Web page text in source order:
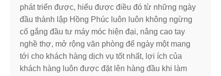
phát triển được, hiểu được điều đó từ những ngày
đầu thành lập Hồng Phúc luôn luôn không ngừng
cố gắng đầu tư máy móc hiện đại, nâng cao tay
nghề thợ, mở rộng văn phòng để ngày một mang
tới cho khách hàng dịch vụ tốt nhất, lợi ích của
khách hàng luôn được đặt lên hàng đầu khi làm